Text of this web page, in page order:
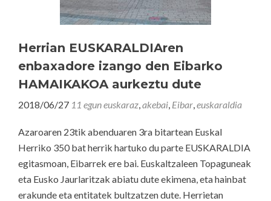
Herrian EUSKARALDIAren
enbaxadore izango den Eibarko
HAMAIKAKOA aurkeztu dute
2018/06/27 11 egun euskaraz,akebai, Eibar,euskaraldia
Azaroaren 23tik abenduaren 3ra bitartean Euskal
Herriko 350 bat herrik hartuko du parte EUSKARALDIA
egitasmoan, Eibarrek ere bai. Euskaltzaleen Topaguneak
eta Eusko Jaurlaritzak abiatu dute ekimena, eta hainbat
erakunde eta entitatek bultzatzen dute. Herrietan